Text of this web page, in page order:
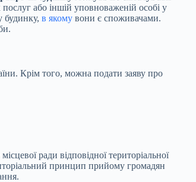
або іншій уповноваженій особі у
будинку, в якому вони є споживачами.
Крім того, можна подати заяву про
ради відповідної територіальної
принцип прийому громадян